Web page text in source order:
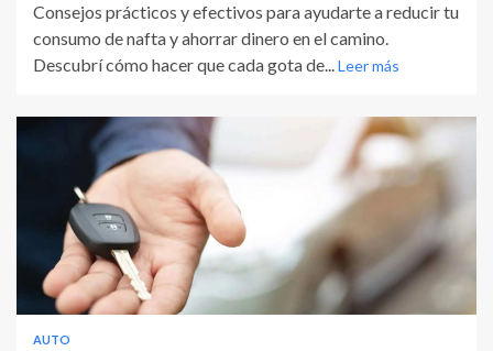
Consejos prácticos y efectivos para ayudarte a reducir tu
consumo de nafta y ahorrar dinero en el camino.
Descubrí cómo hacer que cada gota de...Leer más
AUTO